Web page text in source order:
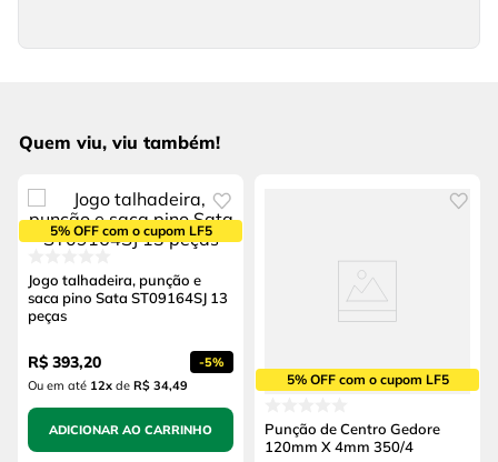
Quem viu, viu também!
5% OFF com o cupom LF5
Jogo talhadeira, punção e
saca pino Sata ST09164SJ 13
peças
R$ 393,20 -5%
Ou em até 12x de R$ 34,49
ADICIONAR AO CARRINHO
5% OFF com o cupom LF5
Punção de Centro Gedore
120mm X 4mm 350/4